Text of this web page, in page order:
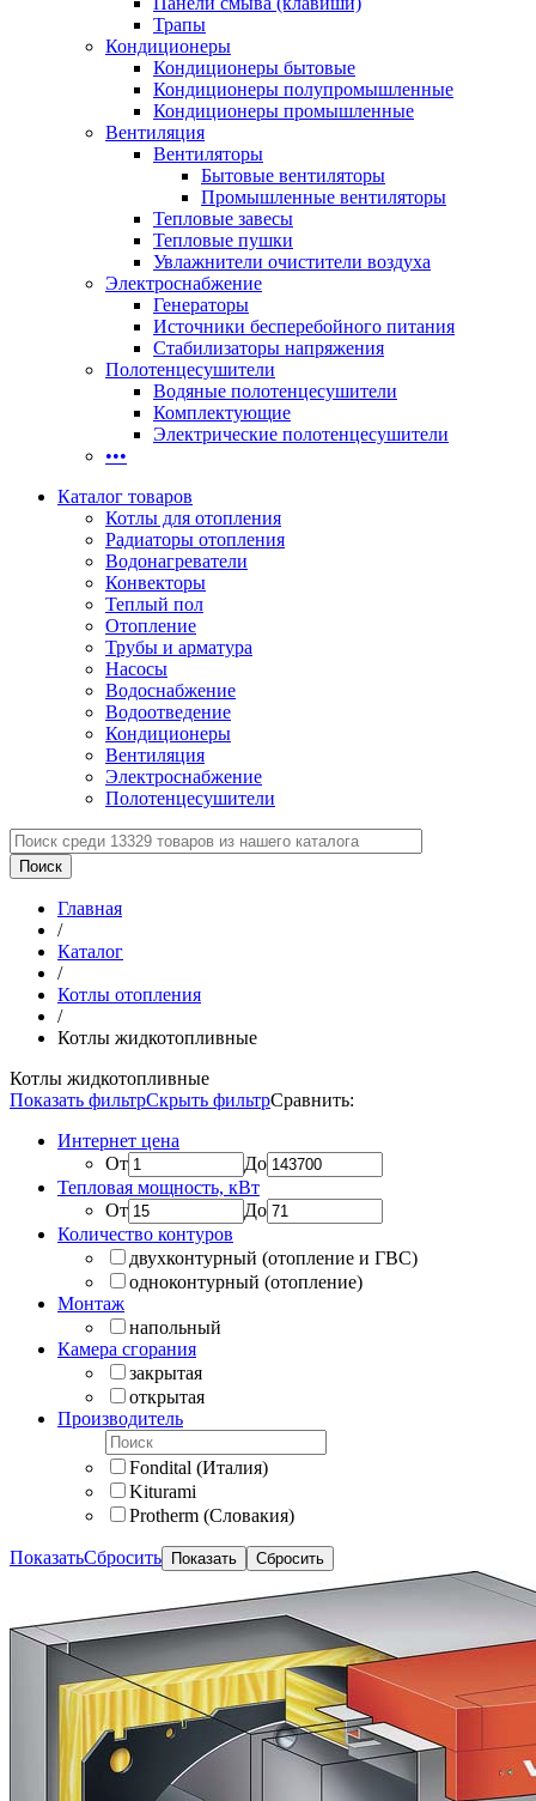
Трапы
Кондиционеры
Кондиционеры бытовые
Кондиционеры полупромышленные
Кондиционеры промышленные
Вентиляция
Вентиляторы
Бытовые вентиляторы
Промышленные вентиляторы
Тепловые завесы
Тепловые пушки
Увлажнители очистители воздуха
Электроснабжение
Генераторы
Источники бесперебойного питания
Стабилизаторы напряжения
Полотенцесушители
Водяные полотенцесушители
Комплектующие
Электрические полотенцесушители
•••
Каталог товаров
Котлы для отопления
Радиаторы отопления
Водонагреватели
Конвекторы
Теплый пол
Отопление
Трубы и арматура
Насосы
Водоснабжение
Водоотведение
Кондиционеры
Вентиляция
Электроснабжение
Полотенцесушители
Главная
/
Каталог
/
Котлы отопления
/
Котлы жидкотопливные
Котлы жидкотопливные
Показать фильтрСкрыть фильтрСравнить:
Интернет цена
От
До
Тепловая мощность, кВт
От
До
Количество контуров
двухконтурный (отопление и ГВС)
одноконтурный (отопление)
Монтаж
напольный
Камера сгорания
закрытая
открытая
Производитель
Fondital (Италия)
Kiturami
Protherm (Словакия)
ПоказатьСбросить